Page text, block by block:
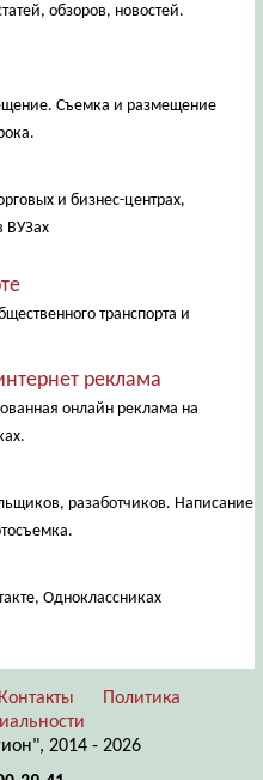
обзоров, новостей.
Съемка и размещение
и бизнес-центрах,
ВУЗах
транспорта и
реклама
онлайн реклама на
разаботчиков. Написание
Одноклассниках
Контакты
Политика
2014 - 2026